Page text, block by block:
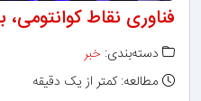
فناوری نقاط کوانتومی، برنده
دسته‌بندی: خبر
مطالعه: کمتر از یک دقیقه